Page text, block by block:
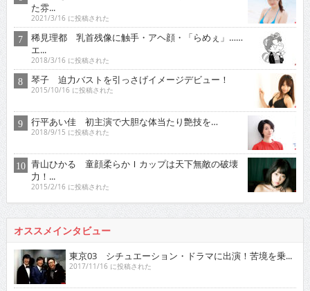
た雰...
2021/3/16 に投稿された
稀見理都 乳首残像に触手・アヘ顔・「らめぇ」……
エ...
2018/3/16 に投稿された
琴子 迫力バストを引っさげイメージデビュー！
2015/10/16 に投稿された
行平あい佳 初主演で大胆な体当たり艶技を…
2018/9/15 に投稿された
青山ひかる 童顔柔らかＩカップは天下無敵の破壊
力！...
2015/2/16 に投稿された
オススメインタビュー
東京03 シチュエーション・ドラマに出演！苦境を乗...
2017/11/16 に投稿された